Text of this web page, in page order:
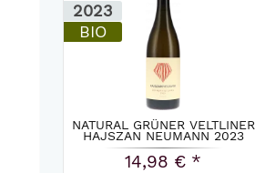
2023
BIO
NATURAL GRÜNER VELTLINER
HAJSZAN NEUMANN 2023
14,98 € *